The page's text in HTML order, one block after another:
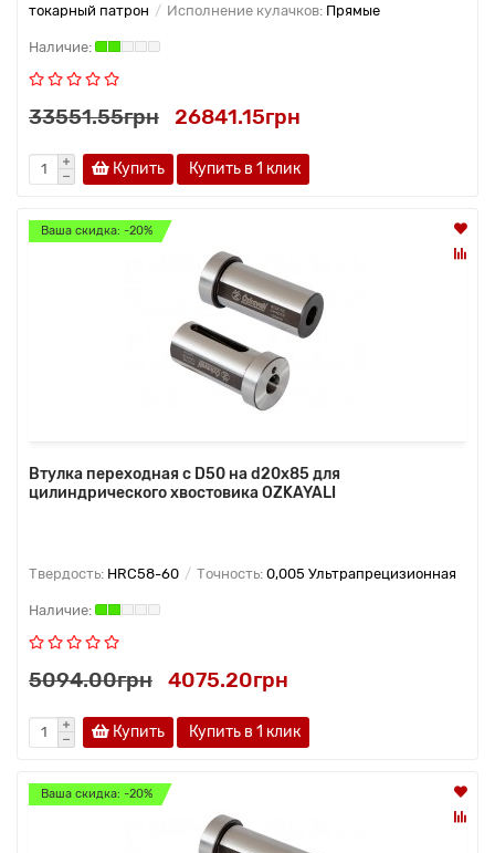
токарный патрон
Исполнение кулачков: Прямые
33551.55грн 26841.15грн
Купить Купить в 1 клик
Ваша скидка: -20%
Втулка переходная с D50 на d20х85 для
цилиндрического хвостовика OZKAYALI
Твердость: HRC58-60 Точность: 0,005 Ультрапрецизионная
5094.00грн 4075.20грн
Купить Купить в 1 клик
Ваша скидка: -20%